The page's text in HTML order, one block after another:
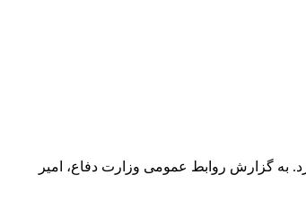
به گزارش روابط عمومی وزارت دفاع، امیر